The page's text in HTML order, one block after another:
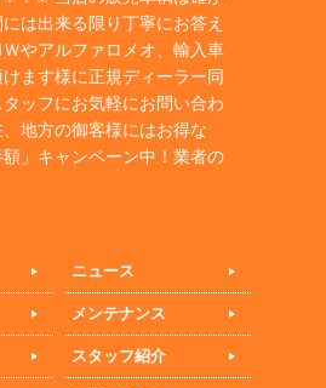
は出来る限り丁寧にお答え
やアルファロメオ、輸入車
ます様に正規ディーラー同
ッフにお気軽にお問い合わ
地方の御客様にはお得な
」キャンペーン中！業者の
ニュース
メンテナンス
スタッフ紹介